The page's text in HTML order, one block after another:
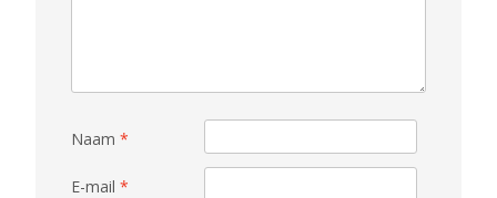
Naam *
E-mail *